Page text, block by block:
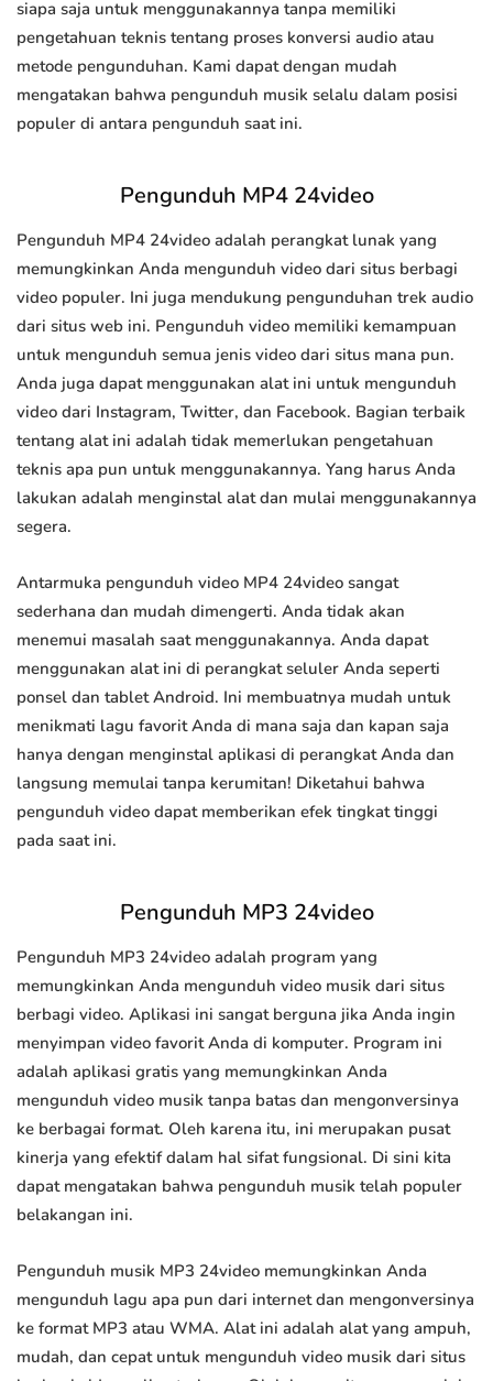
siapa saja untuk menggunakannya tanpa memiliki
pengetahuan teknis tentang proses konversi audio atau
metode pengunduhan. Kami dapat dengan mudah
mengatakan bahwa pengunduh musik selalu dalam posisi
populer di antara pengunduh saat ini.
Pengunduh MP4 24video
Pengunduh MP4 24video adalah perangkat lunak yang
memungkinkan Anda mengunduh video dari situs berbagi
video populer. Ini juga mendukung pengunduhan trek audio
dari situs web ini. Pengunduh video memiliki kemampuan
untuk mengunduh semua jenis video dari situs mana pun.
Anda juga dapat menggunakan alat ini untuk mengunduh
video dari Instagram, Twitter, dan Facebook. Bagian terbaik
tentang alat ini adalah tidak memerlukan pengetahuan
teknis apa pun untuk menggunakannya. Yang harus Anda
lakukan adalah menginstal alat dan mulai menggunakannya
segera.
Antarmuka pengunduh video MP4 24video sangat
sederhana dan mudah dimengerti. Anda tidak akan
menemui masalah saat menggunakannya. Anda dapat
menggunakan alat ini di perangkat seluler Anda seperti
ponsel dan tablet Android. Ini membuatnya mudah untuk
menikmati lagu favorit Anda di mana saja dan kapan saja
hanya dengan menginstal aplikasi di perangkat Anda dan
langsung memulai tanpa kerumitan! Diketahui bahwa
pengunduh video dapat memberikan efek tingkat tinggi
pada saat ini.
Pengunduh MP3 24video
Pengunduh MP3 24video adalah program yang
memungkinkan Anda mengunduh video musik dari situs
berbagi video. Aplikasi ini sangat berguna jika Anda ingin
menyimpan video favorit Anda di komputer. Program ini
adalah aplikasi gratis yang memungkinkan Anda
mengunduh video musik tanpa batas dan mengonversinya
ke berbagai format. Oleh karena itu, ini merupakan pusat
kinerja yang efektif dalam hal sifat fungsional. Di sini kita
dapat mengatakan bahwa pengunduh musik telah populer
belakangan ini.
Pengunduh musik MP3 24video memungkinkan Anda
mengunduh lagu apa pun dari internet dan mengonversinya
ke format MP3 atau WMA. Alat ini adalah alat yang ampuh,
mudah, dan cepat untuk mengunduh video musik dari situs